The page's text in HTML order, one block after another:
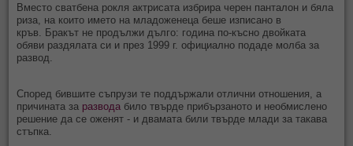
Вместо сватбена рокля актрисата избрира черен панталон и бяла
риза, на които името на младоженеца беше изписано в
кръв. Бракът не продължи дълго: година по-късно двойката
обяви раздялата си и през 1999 г. официално подаде молба за
развод.
Според бившите съпрузи те поддържали отлични отношения, а
причината за развода било твърде прибързаното и необмислено
решение да се оженят - и двамата били твърде млади за такава
стъпка.